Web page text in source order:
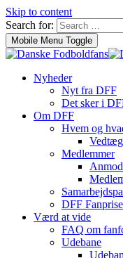
Skip to content
Search for:
Mobile Menu Toggle
Nyheder
Nyt fra DFF
Det sker i
Om DFF
Hvem og
Medlemmer
DFF
Værd at vide
FAQ om
Udebane